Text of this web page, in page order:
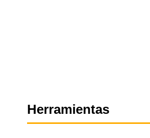
Herramientas